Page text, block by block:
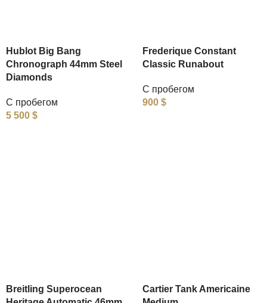
Hublot Big Bang
Chronograph 44mm Steel
Diamonds
С пробегом
5 500 $
Frederique Constant
Classic Runabout
С пробегом
900 $
Breitling Superocean
Cartier Tank Americaine